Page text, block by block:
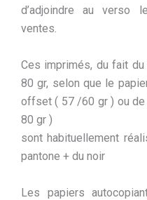
d’adjoindre au verso
ventes.
Ces imprimés, du fait
80 gr, selon que le
offset ( 57 /60 gr ) ou de
80 gr )
sont habituellement
pantone + du noir
Les papiers